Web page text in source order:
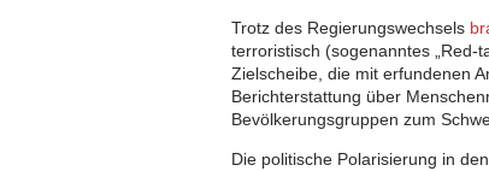
Trotz des Regierungswechsels
terroristisch (sogenanntes „Red-
Zielscheibe, die mit erfundenen
Berichterstattung über
Bevölkerungsgruppen zum
Die politische Polarisierung in